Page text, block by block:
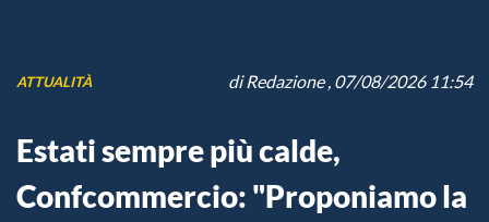
ATTUALITÀ diRedazione, 07/08/2026 11:54
Estati sempre più calde,
Confcommercio: "Proponiamo la